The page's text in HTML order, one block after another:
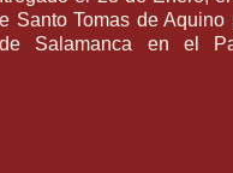
Santo Tomas de Aquino
Salamanca en el